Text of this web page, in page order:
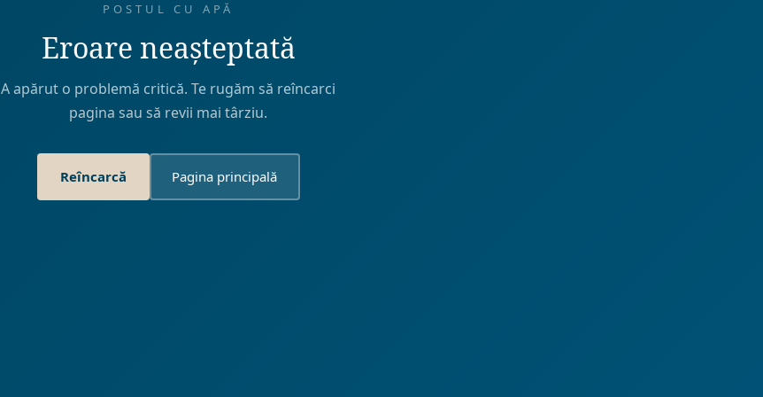
POSTUL CU APĂ
Eroare neașteptată
A apărut o problemă critică. Te rugăm să reîncarci
pagina sau să revii mai târziu.
Reîncarcă Pagina principală